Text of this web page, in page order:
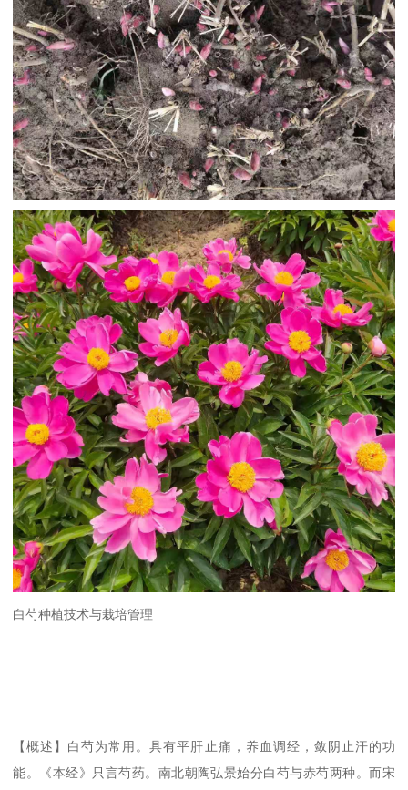
白芍种植技术与栽培管理
【概述】白芍为常用。具有平肝止痛，养血调经，敛阴止汗的功
能。《本经》只言芍药。南北朝陶弘景始分白芍与赤芍两种。而宋